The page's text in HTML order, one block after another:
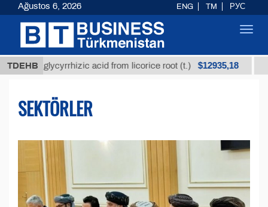
TDEHB
glycyrrhizic acid from licorice root (t.) $12935,18 Low-
SEKTÖRLER
Ağustos 6, 2026 ENG TM РУС